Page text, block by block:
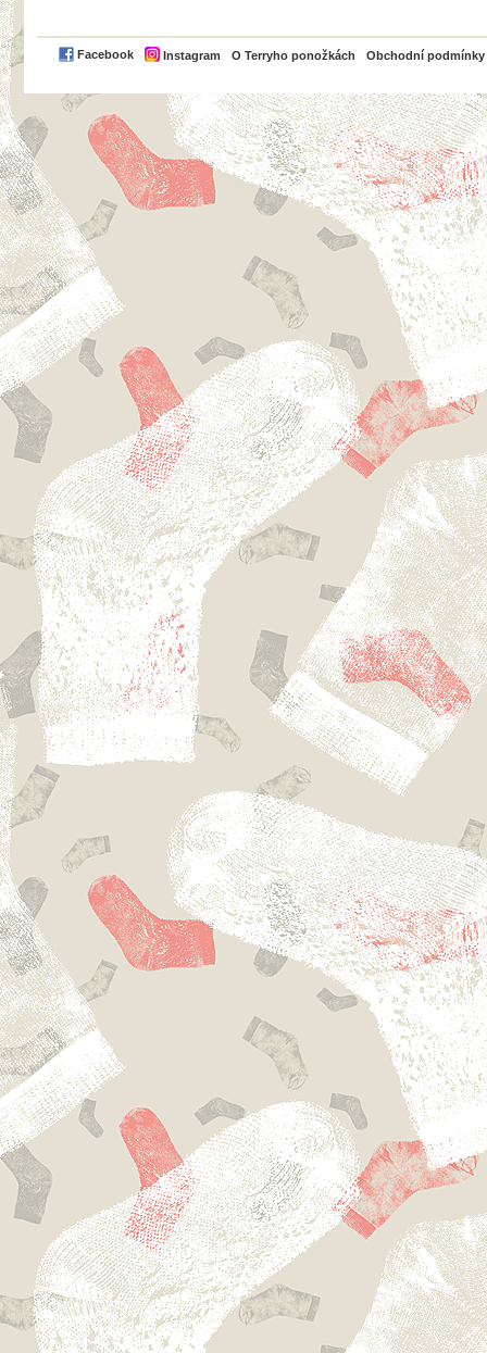
Facebook Instagram O Terryho ponožkách Obchodní podmínky
PayPal